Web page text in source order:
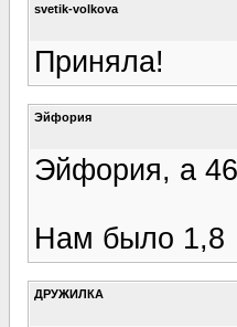
svetik-volkova
Приняла!
Эйфория
Эйфория, а
Нам было 1,8
ДРУЖИЛКА